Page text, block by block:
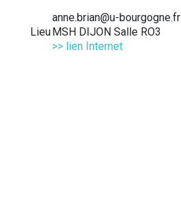
anne.brian@u-bourgogne.fr
LieuMSH DIJON Salle RO3
>> lien Internet